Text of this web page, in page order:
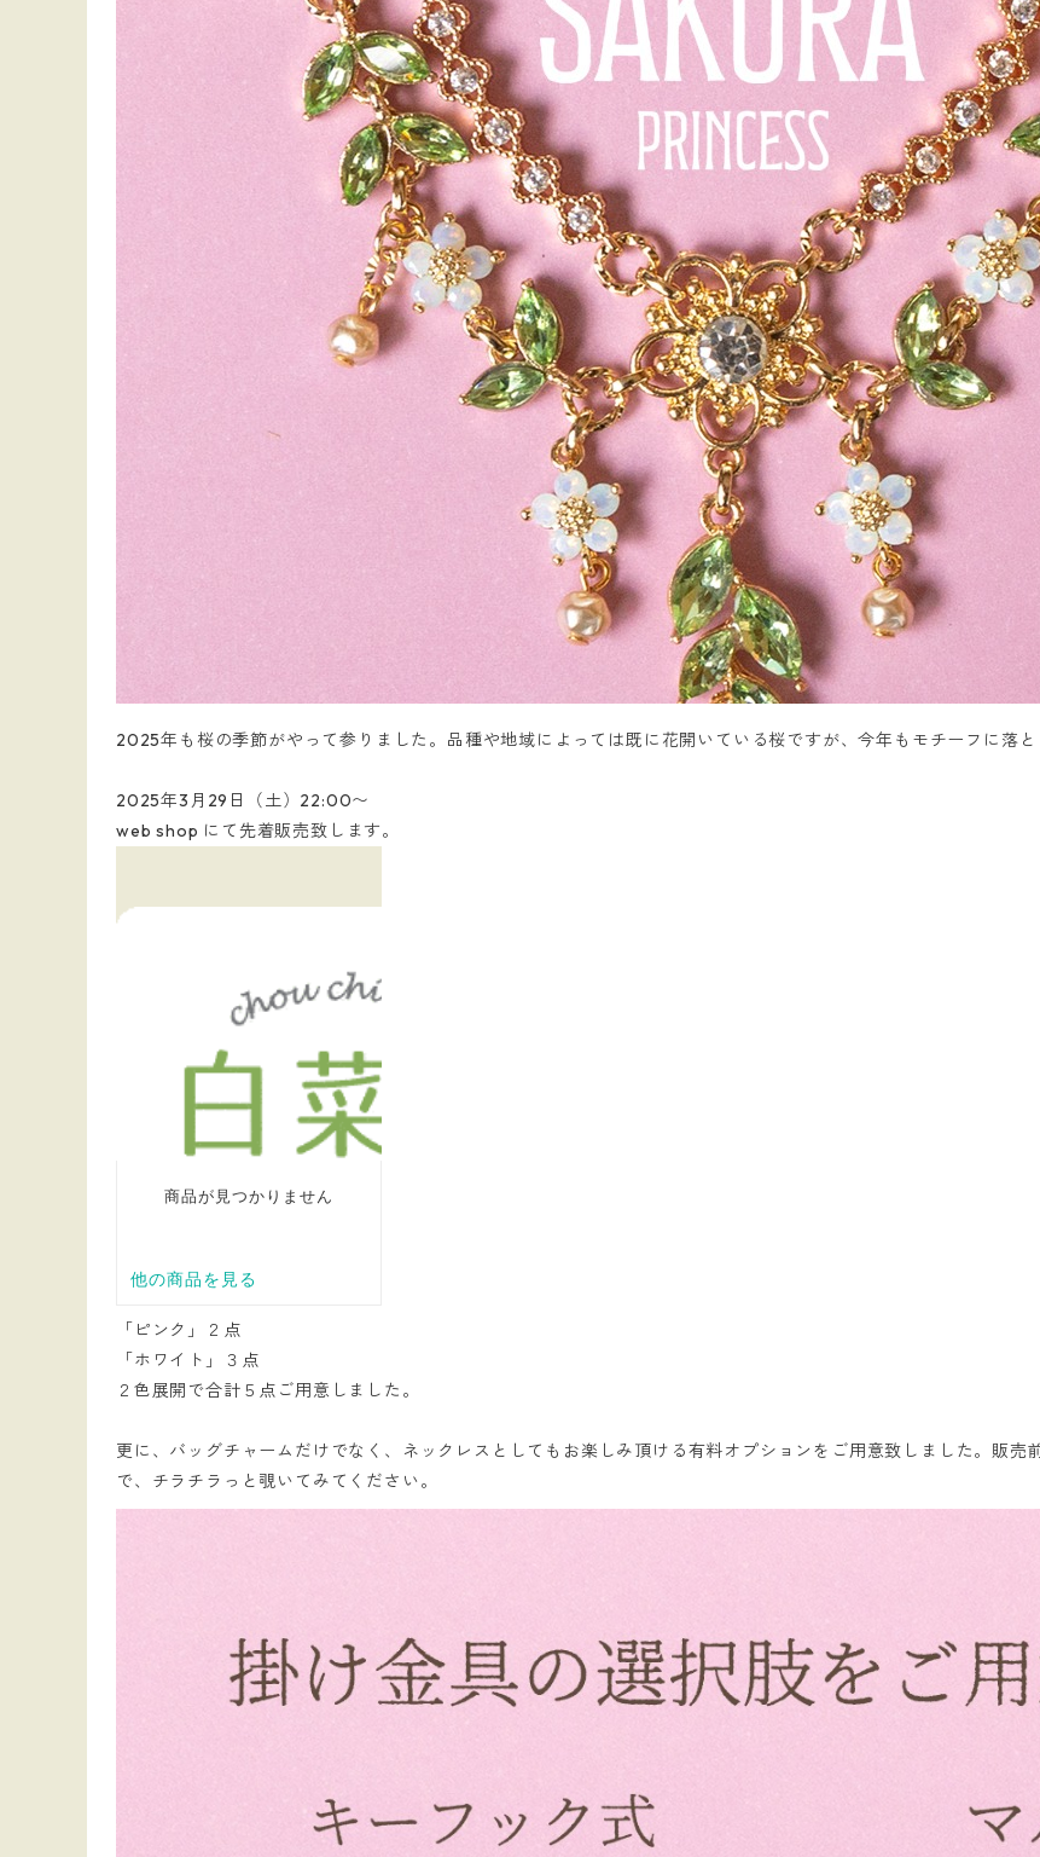
2025年も桜の季節がやって参りました。品種や地域によっては既に花開いている桜ですが、今年もモチーフに落
2025年3月29日（土）22:00〜
web shop にて先着販売致します。
「ピンク」２点
「ホワイト」３点
２色展開で合計５点ご用意しました。
更に、バッグチャームだけでなく、ネックレスとしてもお楽しみ頂ける有料オプションをご用意致しました。販
で、チラチラっと覗いてみてください。